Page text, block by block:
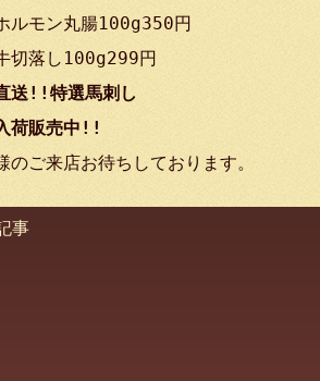
ルモン丸腸100g350円
切落し100g299円
送!!特選馬刺し
荷販売中!!
のご来店お待ちしております。
事